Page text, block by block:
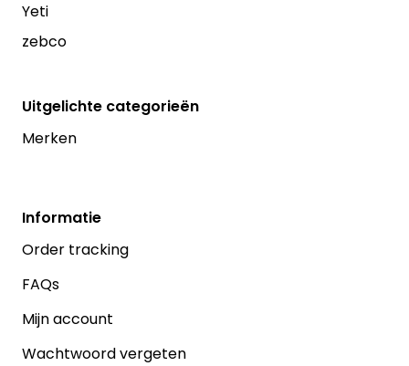
Yeti
zebco
Uitgelichte categorieën
Merken
Informatie
Order tracking
FAQs
Mijn account
Wachtwoord vergeten